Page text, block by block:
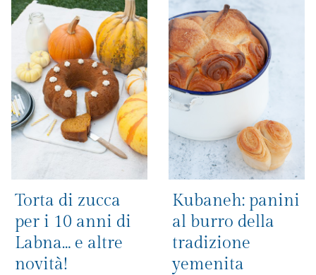
Torta di zucca
per i 10 anni di
Labna… e altre
novità!
Kubaneh: panini
al burro della
tradizione
yemenita